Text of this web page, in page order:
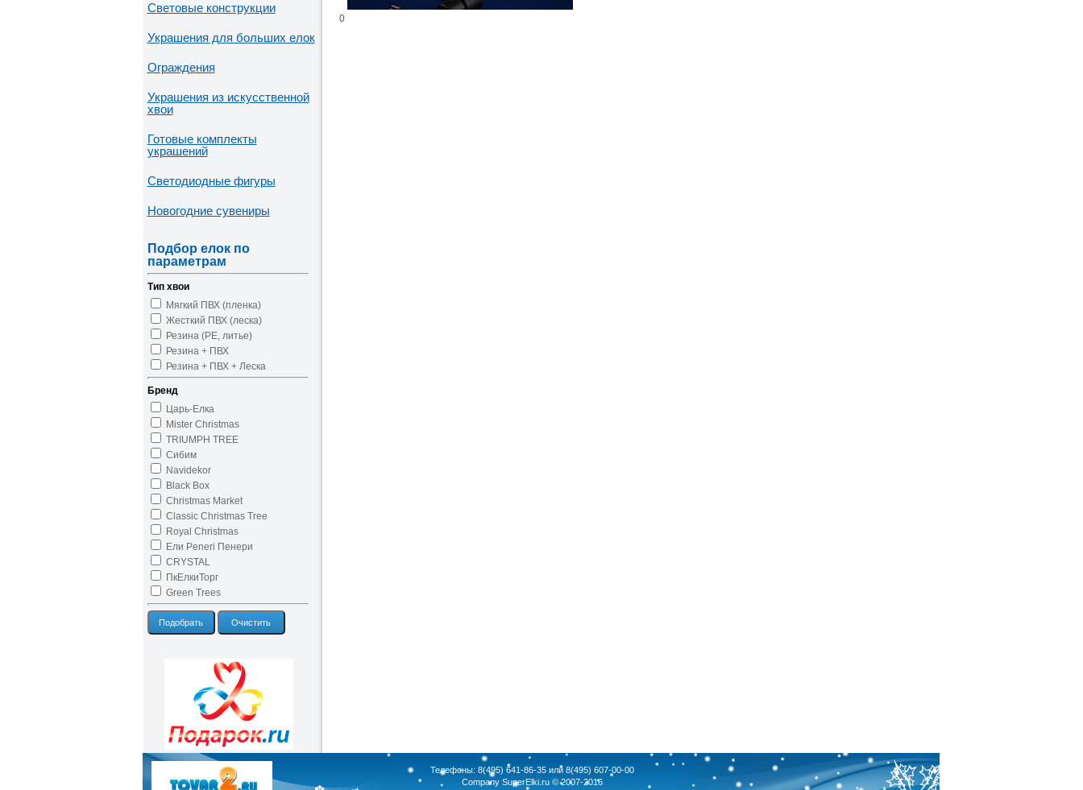
Световые конструкции
Украшения для больших елок
Ограждения
Украшения из искусственной
хвои
Готовые комплекты
украшений
Светодиодные фигуры
Новогодние сувениры
Подбор елок по
параметрам
Тип хвои
Мягкий ПВХ (пленка)
Жесткий ПВХ (леска)
Резина (PE, литье)
Резина + ПВХ
Резина + ПВХ + Леска
Бренд
Царь-Елка
Mister Christmas
TRIUMPH TREE
Сибим
Navidekor
Black Box
Christmas Market
Classic Christmas Tree
Royal Christmas
Ели Peneri Пенери
CRYSTAL
ПкЕлкиТорг
Green Trees
Подобрать Очистить
0
Телефоны: 8(495) 641-86-35 или 8(495) 607-00-00
Company SuperElki.ru © 2007-2016